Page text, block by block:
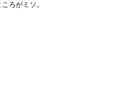
ろがミソ。